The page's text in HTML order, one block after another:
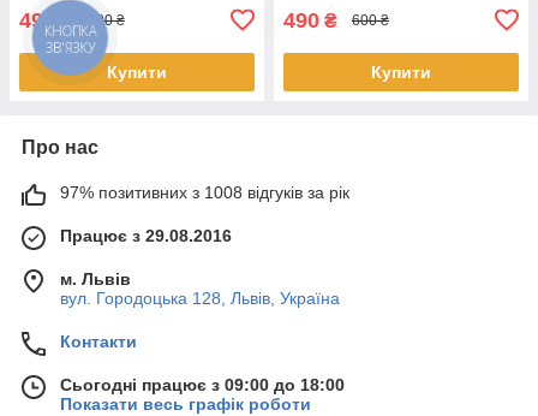
490 ₴ 600 ₴
Купити
490 ₴ 600 ₴
Купити
Про нас
97% позитивних з 1008 відгуків за рік
Працює з 29.08.2016
м. Львів
вул. Городоцька 128, Львів, Україна
Контакти
Сьогодні працює з 09:00 до 18:00
Показати весь графік роботи
КНОПКА
ЗВ'ЯЗКУ